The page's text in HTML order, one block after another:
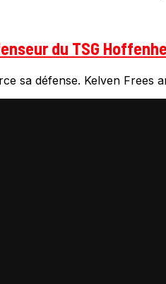
du TSG
sa défense. Kelven Frees